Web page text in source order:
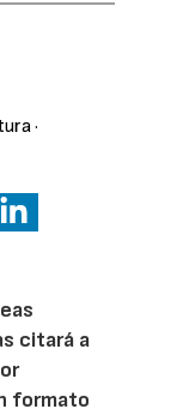
·
citará a
formato